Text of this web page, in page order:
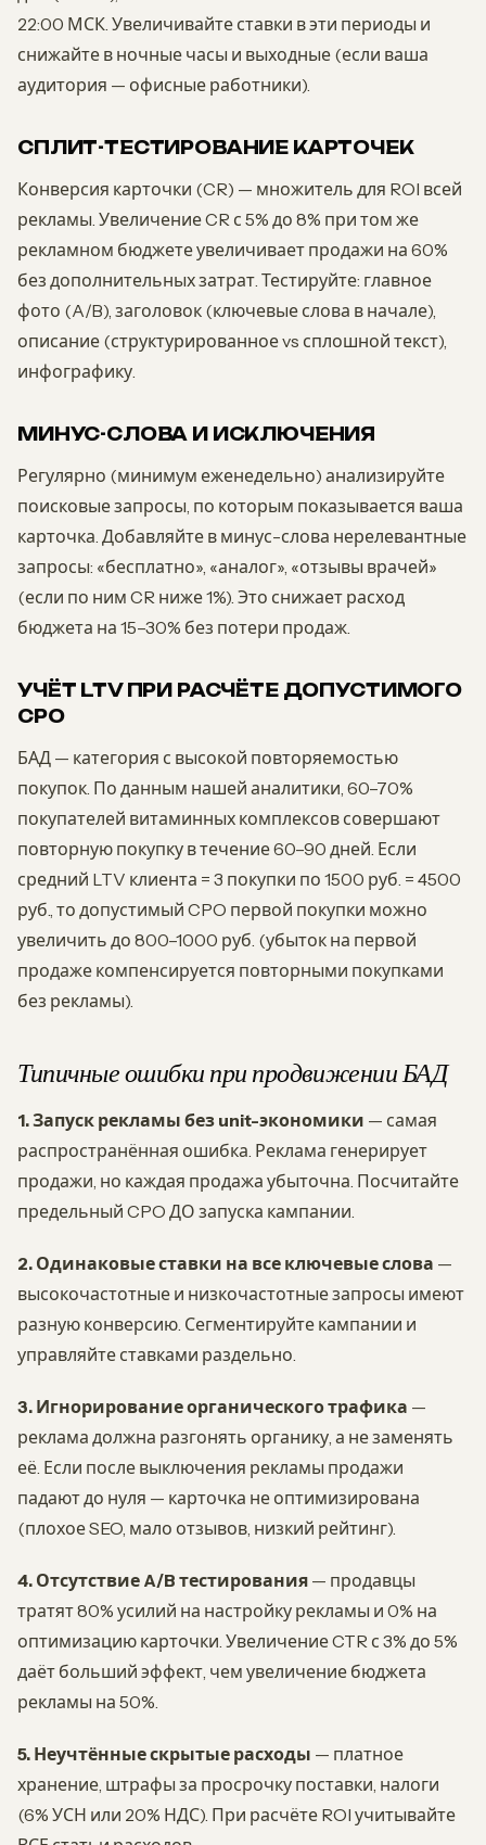
22:00 МСК. Увеличивайте ставки в эти периоды и
снижайте в ночные часы и выходные (если ваша
аудитория — офисные работники).
СПЛИТ-ТЕСТИРОВАНИЕ КАРТОЧЕК
Конверсия карточки (CR) — множитель для ROI всей
рекламы. Увеличение CR с 5% до 8% при том же
рекламном бюджете увеличивает продажи на 60%
без дополнительных затрат. Тестируйте: главное
фото (A/B), заголовок (ключевые слова в начале),
описание (структурированное vs сплошной текст),
инфографику.
МИНУС-СЛОВА И ИСКЛЮЧЕНИЯ
Регулярно (минимум еженедельно) анализируйте
поисковые запросы, по которым показывается ваша
карточка. Добавляйте в минус-слова нерелевантные
запросы: «бесплатно», «аналог», «отзывы врачей»
(если по ним CR ниже 1%). Это снижает расход
бюджета на 15–30% без потери продаж.
УЧЁТ LTV ПРИ РАСЧЁТЕ ДОПУСТИМОГО
CPO
БАД — категория с высокой повторяемостью
покупок. По данным нашей аналитики, 60–70%
покупателей витаминных комплексов совершают
повторную покупку в течение 60–90 дней. Если
средний LTV клиента = 3 покупки по 1500 руб. = 4500
руб., то допустимый CPO первой покупки можно
увеличить до 800–1000 руб. (убыток на первой
продаже компенсируется повторными покупками
без рекламы).
Типичные ошибки при продвижении БАД
1. Запуск рекламы без unit-экономики — самая
распространённая ошибка. Реклама генерирует
продажи, но каждая продажа убыточна. Посчитайте
предельный CPO ДО запуска кампании.
2. Одинаковые ставки на все ключевые слова —
высокочастотные и низкочастотные запросы имеют
разную конверсию. Сегментируйте кампании и
управляйте ставками раздельно.
3. Игнорирование органического трафика —
реклама должна разгонять органику, а не заменять
её. Если после выключения рекламы продажи
падают до нуля — карточка не оптимизирована
(плохое SEO, мало отзывов, низкий рейтинг).
4. Отсутствие A/B тестирования — продавцы
тратят 80% усилий на настройку рекламы и 0% на
оптимизацию карточки. Увеличение CTR с 3% до 5%
даёт больший эффект, чем увеличение бюджета
рекламы на 50%.
5. Неучтённые скрытые расходы — платное
хранение, штрафы за просрочку поставки, налоги
(6% УСН или 20% НДС). При расчёте ROI учитывайте